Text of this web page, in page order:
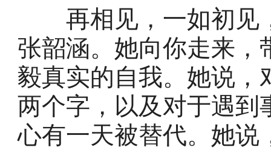
再相见，一如初见
张韶涵。她向你走来，
毅真实的自我。她说，
两个字，以及对于遇到
心有一天被替代。她说